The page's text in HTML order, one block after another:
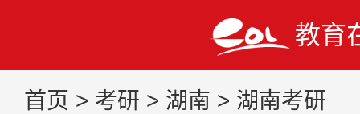
教育
首页 > 考研 > 湖南 > 湖南考研